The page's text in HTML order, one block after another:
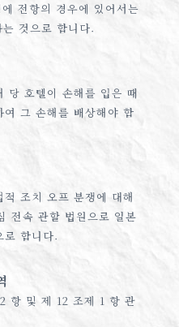
전항의 경우에 있어서는
것으로 합니다.
당 호텔이 손해를 입은 때
그 손해를 배상해야 합
조치 오프 분쟁에 대해
전속 관할 법원으로 일본
로 합니다.
항 및 제 12 조제 1 항 관